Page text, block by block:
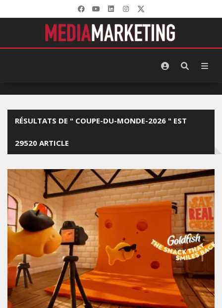
RÉSULTATS DE " COUPE-DU-MONDE-2026 " EST
29520 ARTICLE